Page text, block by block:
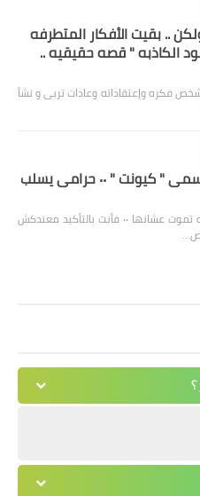
.. بقيت الأفكار المتطرفه
الكاذبه " قصه حقيقيه ..
فكره وإعتقاداته وعادات تربى و نشأ
إحترس من وهم يسمى " كيونت " ٠٠ حرامى يسلب
بقلم : زكى عرفه ‎إذا ما كانش عندك حاجه تموت عشانها ٠٠ فأنت بالتأكيد معندكش